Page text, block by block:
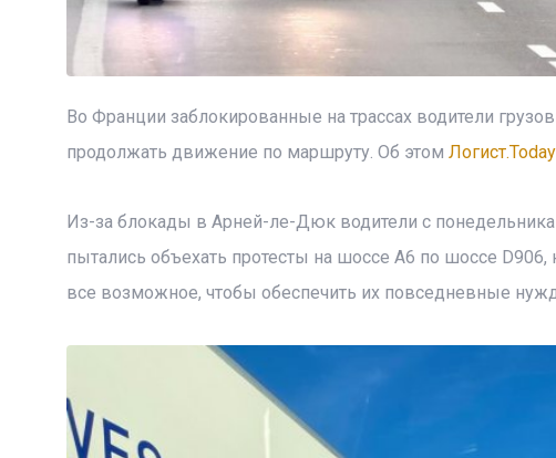
Во Франции заблокированные на трассах водители
продолжать движение по маршруту. Об этом Логист.Today
Из-за блокады в Арней-ле-Дюк водители с
пытались объехать протесты на шоссе A6 по шоссе
все возможное, чтобы обеспечить их повседневные